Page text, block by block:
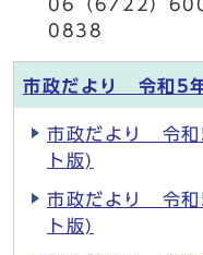
06（6722）
0838
市政だより 令和5
市政だより 令
ト版)
市政だより 令
ト版)